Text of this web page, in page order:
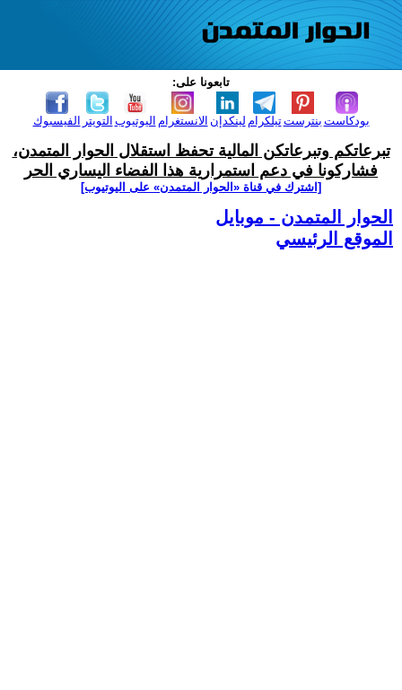
تابعونا على:
الفيسبوك التويتر اليوتيوب الانستغرام لينكدإن تيلكرامبنترست بودكاست
تبرعاتكم وتبرعاتكن المالية تحفظ استقلال الحوار المتمدن،
فشاركونا في دعم استمرارية هذا الفضاء اليساري الحر
[اشترك في قناة ‫«الحوار المتمدن» على اليوتيوب]
الحوار المتمدن - موبايل
الموقع الرئيسي